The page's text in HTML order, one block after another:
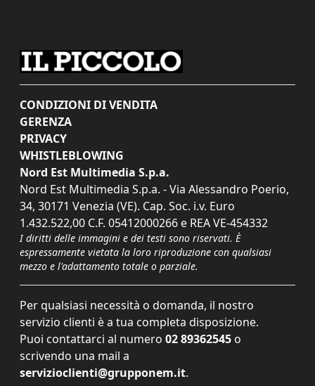
CONDIZIONI DI VENDITA
GERENZA
PRIVACY
WHISTLEBLOWING
Nord Est Multimedia S.p.a.
Nord Est Multimedia S.p.a. - Via Alessandro Poerio,
34, 30171 Venezia (VE). Cap. Soc. i.v. Euro
1.432.522,00 C.F. 05412000266 e REA VE-454332
I diritti delle immagini e dei testi sono riservati. È
espressamente vietata la loro riproduzione con qualsiasi
mezzo e l'adattamento totale o parziale.
Per qualsiasi necessità o domanda, il nostro
servizio clienti è a tua completa disposizione.
Puoi contattarci al numero 02 89362545 o
scrivendo una mail a
servizioclienti@grupponem.it.